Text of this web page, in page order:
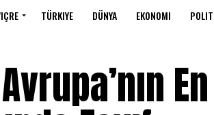
TÜRKIYE DÜNYA EKONOMI